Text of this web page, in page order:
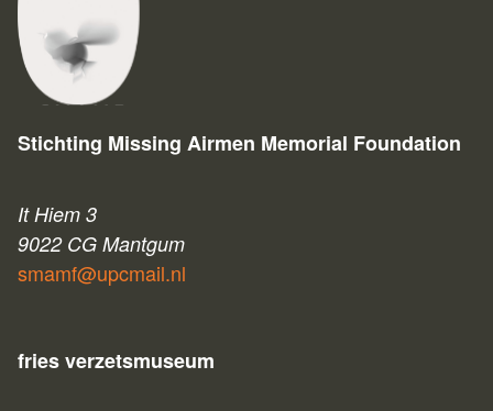
Stichting Missing Airmen Memorial Foundation
It Hiem 3
9022 CG Mantgum
smamf@upcmail.nl
fries verzetsmuseum